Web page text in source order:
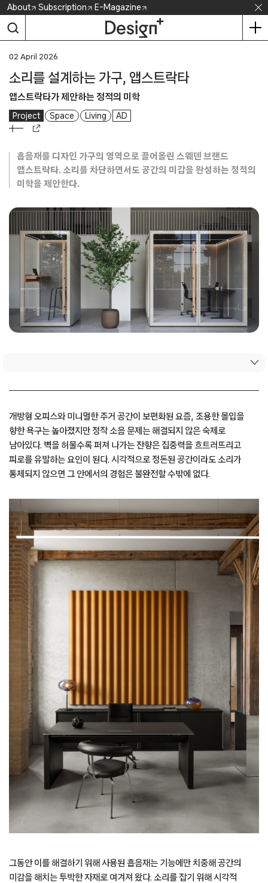
Skip
content
About Subscription E-Magazine
02 April 2026
소리를 설계하는 가구, 앱스트락타
앱스트락타가 제안하는 정적의 미학
Project Space Living AD
흡음재를 디자인 가구의 영역으로 끌어올린 스웨덴 브랜드
앱스트락타. 소리를 차단하면서도 공간의 미감을 완성하는 정적의
미학을 제안한다.
개방형 오피스와 미니멀한 주거 공간이 보편화된 요즘, 조용한 몰입을
향한 욕구는 높아졌지만 정작 소음 문제는 해결되지 않은 숙제로
남아있다. 벽을 허물수록 퍼져 나가는 잔향은 집중력을 흐트러뜨리고
피로를 유발하는 요인이 된다. 시각적으로 정돈된 공간이라도 소리가
통제되지 않으면 그 안에서의 경험은 불완전할 수밖에 없다.
그동안 이를 해결하기 위해 사용된 흡음재는 기능에만 치중해 공간의
미감을 해치는 투박한 자재로 여겨져 왔다. 소리를 잡기 위해 시각적